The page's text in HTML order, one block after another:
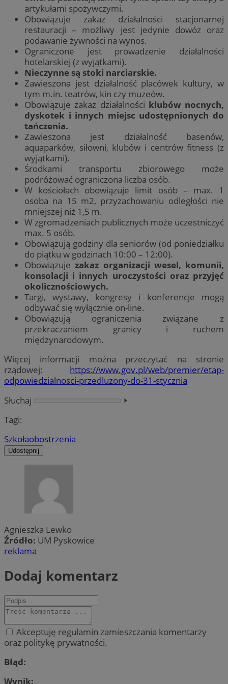
artykułami spożywczymi.
Obowiązuje zakaz działalności stacjonarnej
restauracji – możliwy jest jedynie dowóz oraz
podawanie żywności na wynos.
Ograniczone jest prowadzenie działalności
hotelarskiej (z wyjątkami).
Nieczynne są stoki narciarskie.
Zawieszona jest działalność placówek kultury, w
tym m.in. teatrów, kin czy muzeów.
Obowiązuje zakaz działalności klubów nocnych,
dyskotek i innych miejsc udostępnionych do
tańczenia.
Zawieszona jest działalność basenów,
aquaparków, siłowni, klubów i centrów fitness (z
wyjątkami).
Środkami transportu zbiorowego może
podróżować ograniczona liczba osób.
W kościołach obowiązuje limit osób – max. 1
osoba na 15 m2, przyzachowaniu odległości nie
mniejszej niż 1,5 m.
W zgromadzeniach publicznych może uczestniczyć
max. 5 osób.
Obowiązują godziny dla seniorów (od poniedziałku
do piątku w godzinach 10:00 – 12:00).
Obowiązujezakaz organizacji wesel, komunii,
konsolacji i innych uroczystości oraz przyjęć
okolicznościowych.
Targi, wystawy, kongresy i konferencje mogą
odbywać się wyłącznie on-line.
Obowiązują ograniczenia związane z
przekraczaniem granicy i ruchem
międzynarodowym.
Więcej informacji można przeczytać na stronie
rządowej: https://www.gov.pl/web/premier/etap-
odpowiedzialnosci-przedluzony-do-31-stycznia
Słuchaj
⏵︎
Tagi:
Szkołaobostrzenia
Udostępnij
Agnieszka Lewko
Źródło: UM Pyskowice
reklama
Dodaj komentarz
Akceptuję regulamin zamieszczania komentarzy
oraz politykę prywatności.
Błąd:
Wynik: